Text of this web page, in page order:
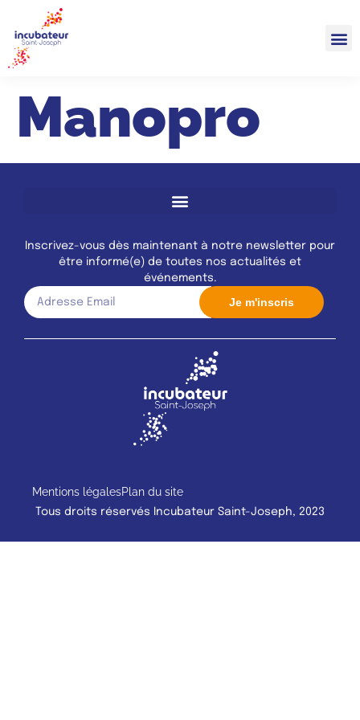
Manopro
Inscrivez-vous dès maintenant à notre newsletter pour
être informé(e) de toutes nos actualités et
événements.
Je m'inscris
Mentions légalesPlan du site
Tous droits réservés Incubateur Saint-Joseph, 2023